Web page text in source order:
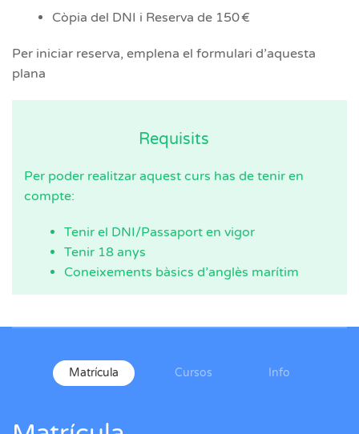
Còpia del DNI i Reserva de 150 €
Per iniciar reserva, emplena el formulari d’aquesta
plana
Requisits
Per poder realitzar aquest curs has de tenir en
compte:
Tenir el DNI/Passaport en vigor
Tenir 18 anys
Coneixements bàsics d’anglès marítim
Matrícula Cursos Info